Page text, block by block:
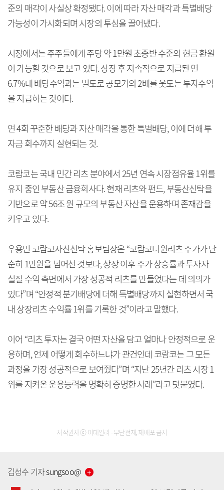
준의 매각이 사실상 확정됐다. 이에 따라 자산 매각과 특별배당
가능성이 가시화되며 시장의 투심을 끌어냈다.
시장에서는 주주들에게 주당 약 1만원 초중반 수준의 현금 환원
이 가능할 것으로 보고 있다. 상장 후 지속적으로 지급된 연
6.7%대 배당수익과는 별도로 공모가의 2배를 웃도는 투자수익
을 지급하는 것이다.
연 4회 꾸준한 배당과 자산 매각을 통한 특별배당, 이에 더해 투
자금 회수까지 실현되는 것.
코람코는 국내 민간 리츠 분야에서 25년 연속 시장점유율 1위를
유지 중인 부동산 금융회사다. 현재 리츠와 펀드, 부동산신탁을
기반으로 약 56조 원 규모의 부동산 자산을 운용하며 존재감을
키우고 있다.
우용민 코람코자산신탁 홍보팀장은 “코람코더원리츠 주가가 단
순히 1만원을 넘어선 것보다, 상장 이후 주가 상승률과 투자자
실질 수익 측면에서 가장 성공적 리츠를 만들었다는 데 의의가
있다”며 “안정적 분기배당에 더해 특별배당까지 실현하면서 국
내 상장리츠 수익률 1위를 기록한 것”이라고 말했다.
이어 “리츠 투자는 결국 어떤 자산을 담고 얼마나 안정적으로 운
용하며, 언제 어떻게 회수하느냐가 관건인데 코람코는 그 모든
과정을 가장 성공적으로 보여줬다”며 “지난 25년간 리츠 시장 1
위를 지켜온 운용능력을 명확히 증명한 사례”라고 덧붙였다.
저작권자 ⓒ 이데일리 - 무단전재, 재배포 금지
김성수 기자sungsoo@